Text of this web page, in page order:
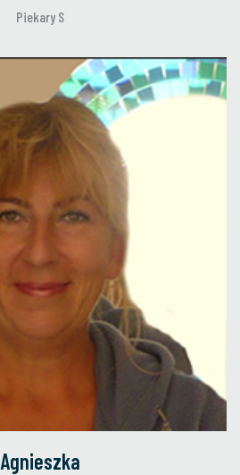
Piekary S
Agnieszka